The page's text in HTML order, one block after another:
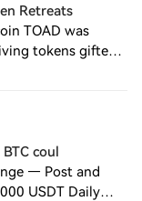
Retreats
TOAD was
tokens gifted
founder Mike
coul
— Post and
USDT Daily